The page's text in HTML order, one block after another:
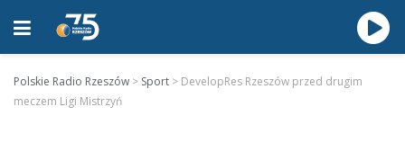
Polskie Radio Rzeszów > Sport > DevelopRes Rzeszów przed drugim
meczem Ligi Mistrzyń